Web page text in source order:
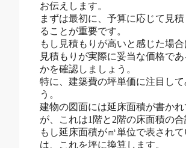
お伝えします。
まずは最初に、予算に応じて見
ることが重要です。
もし見積もりが高いと感じた場
見積もりが実際に妥当な価格であ
かを確認しましょう。
特に、建築費の坪単価に注目して
う。
建物の図面には延床面積が書か
が、これは1階と2階の床面積の合
もし延床面積が㎡単位で表され
は、これを坪に換算します。